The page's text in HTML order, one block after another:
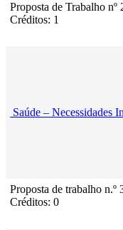
Proposta de Trabalho nº
Créditos: 1
Saúde – Necessidades
Proposta de trabalho n.º
Créditos: 0